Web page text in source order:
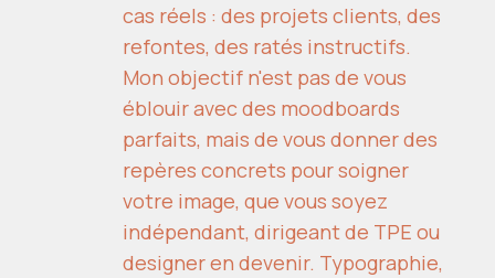
cas réels : des projets clients, des
refontes, des ratés instructifs.
Mon objectif n'est pas de vous
éblouir avec des moodboards
parfaits, mais de vous donner des
repères concrets pour soigner
votre image, que vous soyez
indépendant, dirigeant de TPE ou
designer en devenir. Typographie,